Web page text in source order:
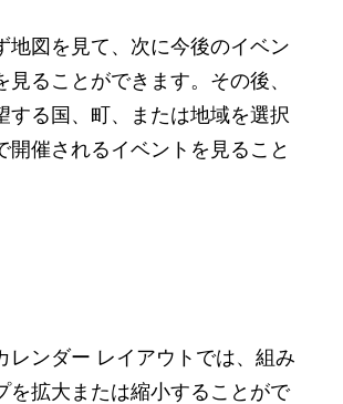
地図を見て、次に今後のイベン
見ることができます。その後、
する国、町、または地域を選択
開催されるイベントを見ること
レンダー レイアウトでは、組み
を拡大または縮小することがで